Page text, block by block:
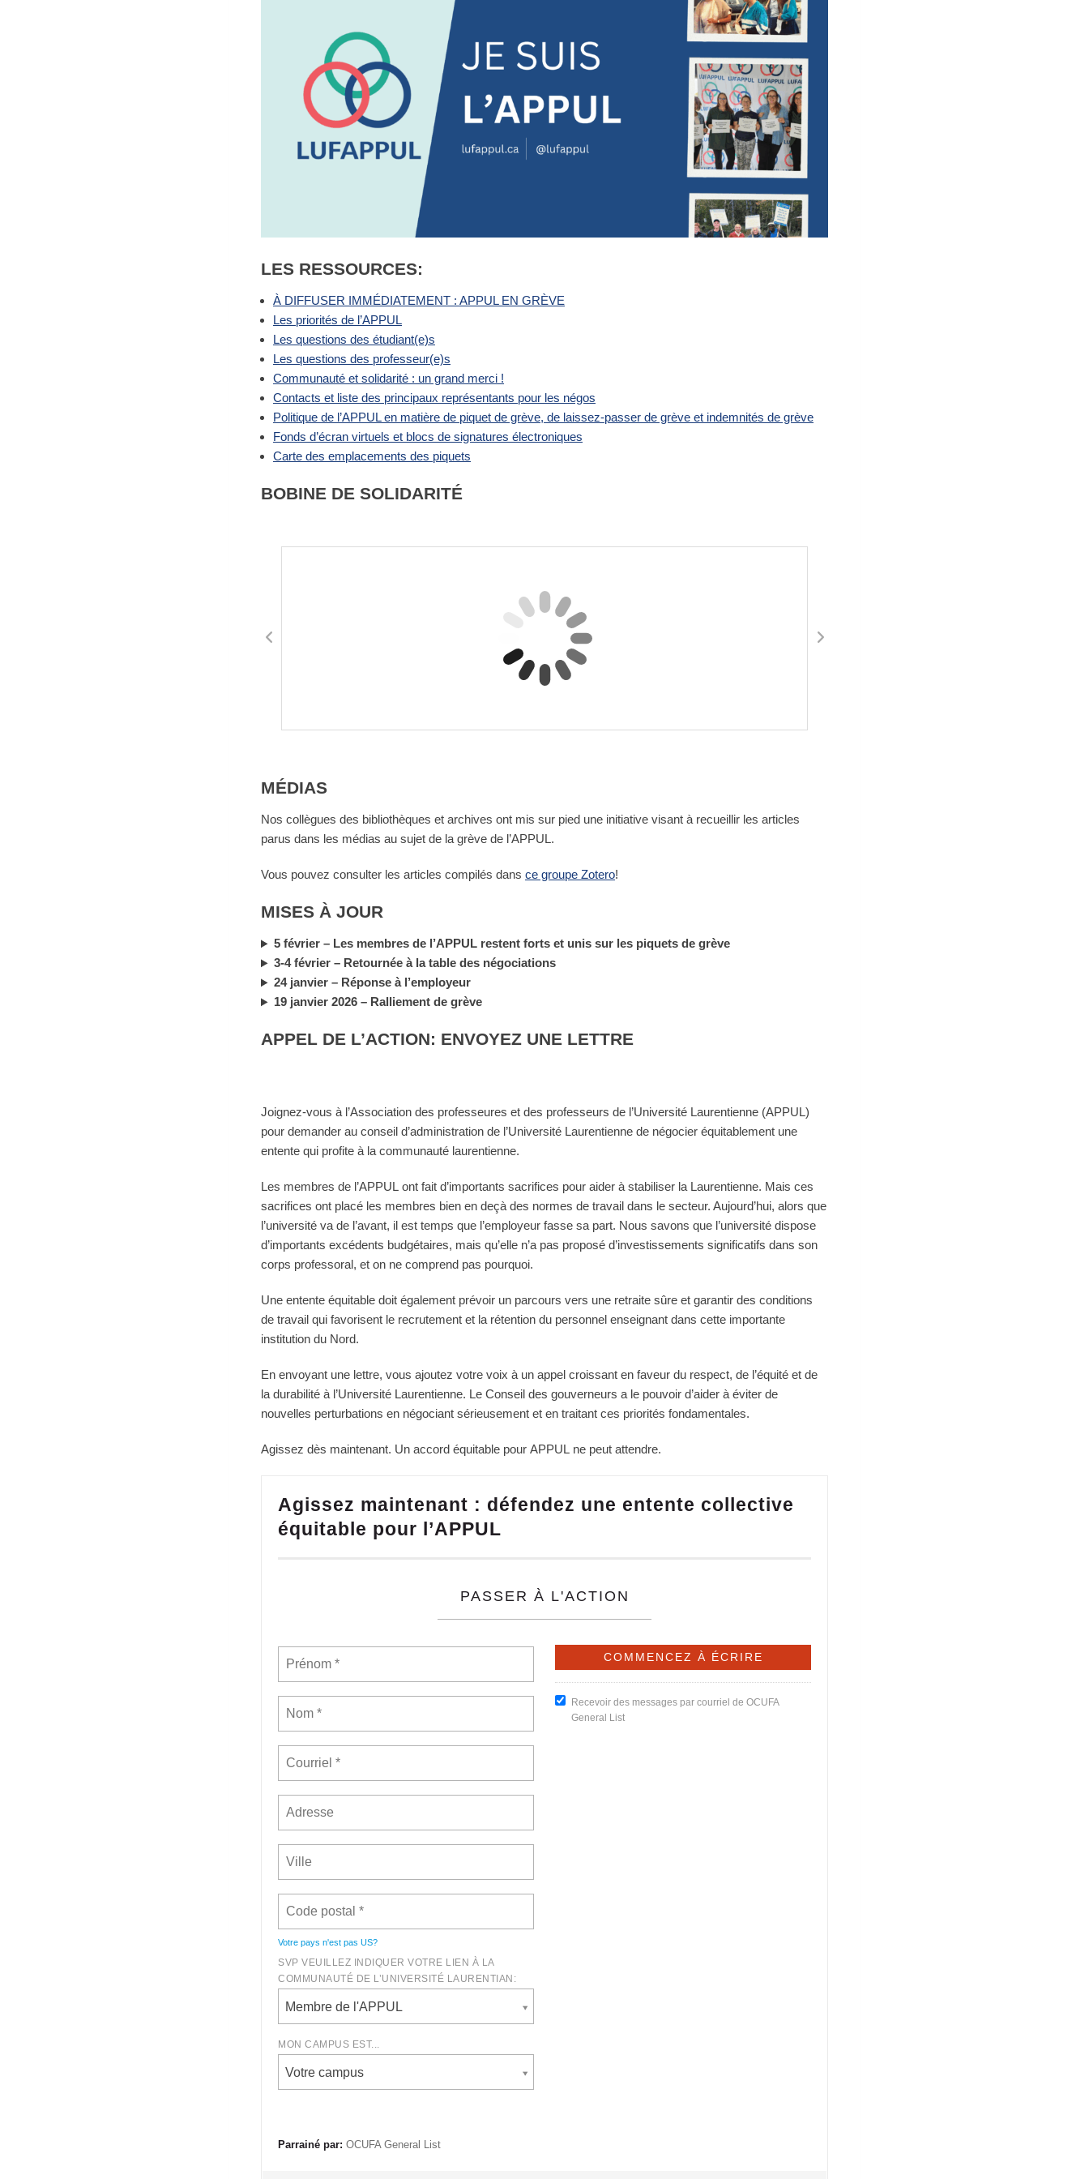
LES RESSOURCES:
À DIFFUSER IMMÉDIATEMENT : APPUL EN GRÈVE
Les priorités de l’APPUL
Les questions des étudiant(e)s
Les questions des professeur(e)s
Communauté et solidarité : un grand merci !
Contacts et liste des principaux représentants pour les négos
Politique de l’APPUL en matière de piquet de grève, de laissez-passer de grève et indemnités de grève
Fonds d’écran virtuels et blocs de signatures électroniques
Carte des emplacements des piquets
BOBINE DE SOLIDARITÉ
MÉDIAS
Nos collègues des bibliothèques et archives ont mis sur pied une initiative visant à recueillir les articles
parus dans les médias au sujet de la grève de l’APPUL.
Vous pouvez consulter les articles compilés dans ce groupe Zotero!
MISES À JOUR
5 février – Les membres de l’APPUL restent forts et unis sur les piquets de grève
3-4 février – Retournée à la table des négociations
24 janvier – Réponse à l’employeur
19 janvier 2026 – Ralliement de grève
APPEL DE L’ACTION: ENVOYEZ UNE LETTRE
Joignez-vous à l’Association des professeures et des professeurs de l’Université Laurentienne (APPUL)
pour demander au conseil d’administration de l’Université Laurentienne de négocier équitablement une
entente qui profite à la communauté laurentienne.
Les membres de l’APPUL ont fait d’importants sacrifices pour aider à stabiliser la Laurentienne. Mais ces
sacrifices ont placé les membres bien en deçà des normes de travail dans le secteur. Aujourd’hui, alors que
l’université va de l’avant, il est temps que l’employeur fasse sa part. Nous savons que l’université dispose
d’importants excédents budgétaires, mais qu’elle n’a pas proposé d’investissements significatifs dans son
corps professoral, et on ne comprend pas pourquoi.
Une entente équitable doit également prévoir un parcours vers une retraite sûre et garantir des conditions
de travail qui favorisent le recrutement et la rétention du personnel enseignant dans cette importante
institution du Nord.
En envoyant une lettre, vous ajoutez votre voix à un appel croissant en faveur du respect, de l’équité et de
la durabilité à l’Université Laurentienne. Le Conseil des gouverneurs a le pouvoir d’aider à éviter de
nouvelles perturbations en négociant sérieusement et en traitant ces priorités fondamentales.
Agissez dès maintenant. Un accord équitable pour APPUL ne peut attendre.
Agissez maintenant : défendez une entente collective
équitable pour l’APPUL
PASSER À L'ACTION
Votre pays n'est pas US?
SVP VEUILLEZ INDIQUER VOTRE LIEN À LA
COMMUNAUTÉ DE L’UNIVERSITÉ LAURENTIAN:
Membre de l'APPUL
MON CAMPUS EST...
Votre campus
Recevoir des messages par courriel de OCUFA
General List
Parrainé par: OCUFA General List